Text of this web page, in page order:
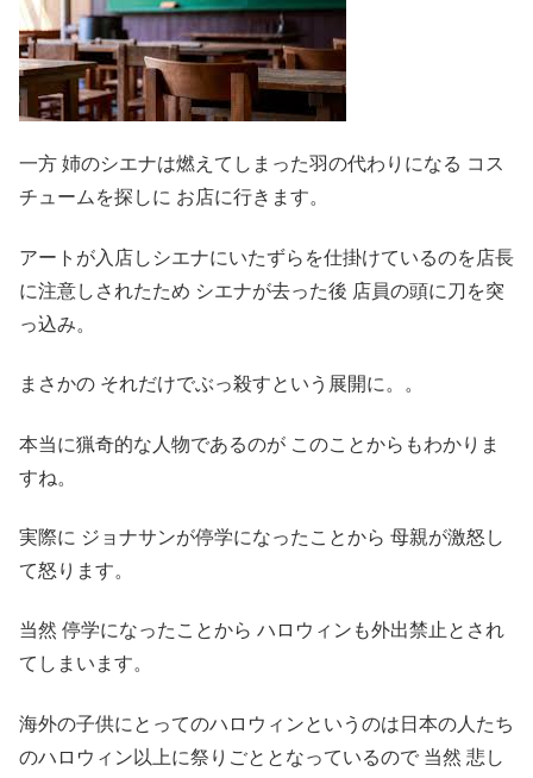
一方 姉のシエナは燃えてしまった羽の代わりになる コス
チュームを探しに お店に行きます。
アートが入店しシエナにいたずらを仕掛けているのを店長
に注意しされたため シエナが去った後 店員の頭に刀を突
っ込み。
まさかの それだけでぶっ殺すという展開に。。
本当に猟奇的な人物であるのが このことからもわかりま
すね。
実際に ジョナサンが停学になったことから 母親が激怒し
て怒ります。
当然 停学になったことから ハロウィンも外出禁止とされ
てしまいます。
海外の子供にとってのハロウィンというのは日本の人たち
のハロウィン以上に祭りごととなっているので 当然 悲し